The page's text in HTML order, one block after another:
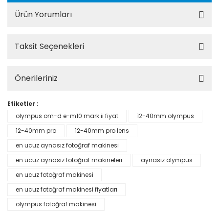
Ürün Yorumları
Taksit Seçenekleri
Önerileriniz
Etiketler :
olympus om-d e-m10 mark ii fiyat
12-40mm olympus
12-40mm pro
12-40mm pro lens
en ucuz aynasız fotoğraf makinesi
en ucuz aynasız fotoğraf makineleri
aynasız olympus
en ucuz fotoğraf makinesi
en ucuz fotoğraf makinesi fiyatları
olympus fotoğraf makinesi